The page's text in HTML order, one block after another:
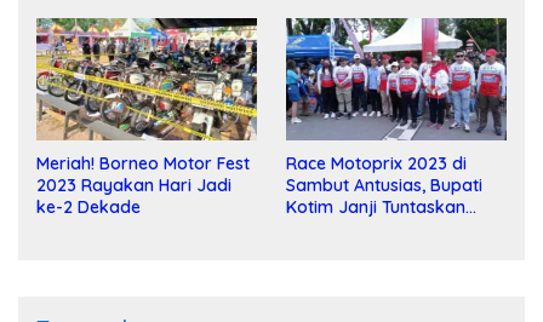
Meriah! Borneo Motor Fest
2023 Rayakan Hari Jadi
ke-2 Dekade
Race Motoprix 2023 di
Sambut Antusias, Bupati
Kotim Janji Tuntaskan